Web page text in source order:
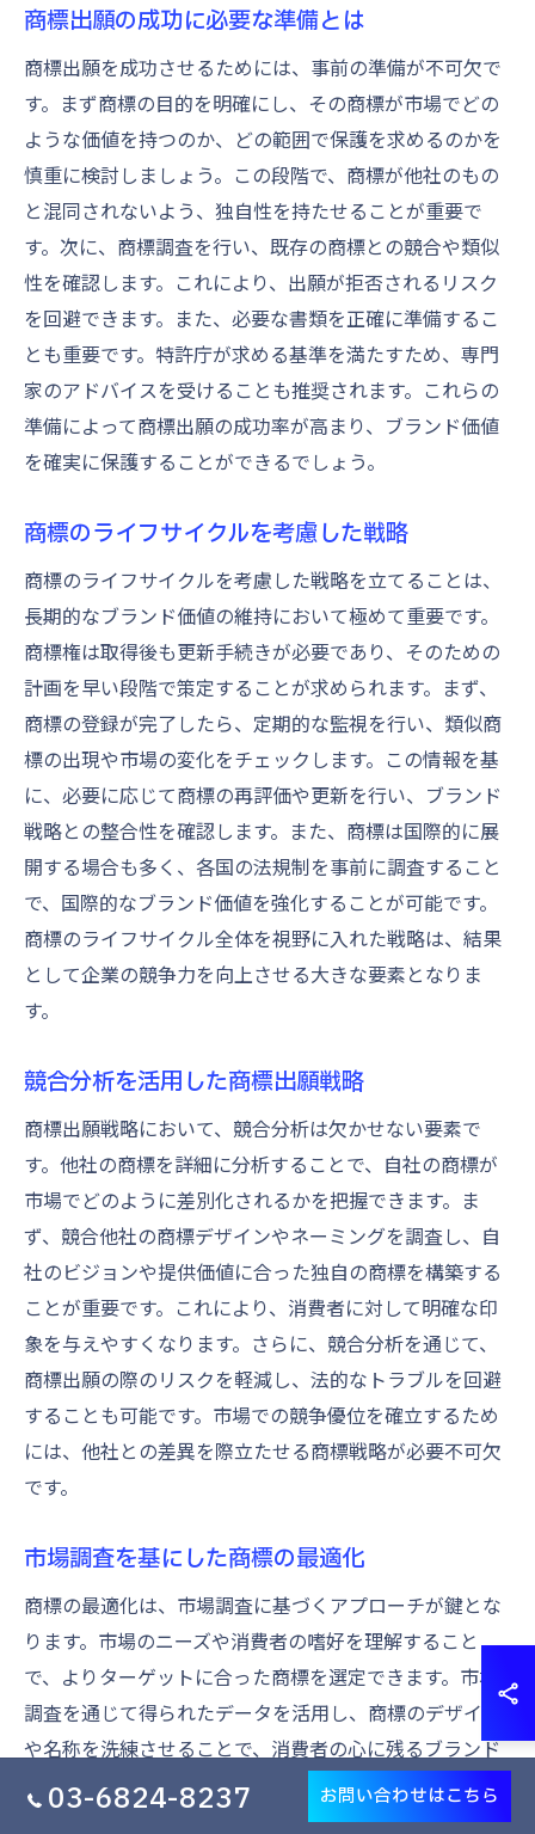
商標出願の成功に必要な準備とは
商標出願を成功させるためには、事前の準備が不可欠で
す。まず商標の目的を明確にし、その商標が市場でどの
ような価値を持つのか、どの範囲で保護を求めるのかを
慎重に検討しましょう。この段階で、商標が他社のもの
と混同されないよう、独自性を持たせることが重要で
す。次に、商標調査を行い、既存の商標との競合や類似
性を確認します。これにより、出願が拒否されるリスク
を回避できます。また、必要な書類を正確に準備するこ
とも重要です。特許庁が求める基準を満たすため、専門
家のアドバイスを受けることも推奨されます。これらの
準備によって商標出願の成功率が高まり、ブランド価値
を確実に保護することができるでしょう。
商標のライフサイクルを考慮した戦略
商標のライフサイクルを考慮した戦略を立てることは、
長期的なブランド価値の維持において極めて重要です。
商標権は取得後も更新手続きが必要であり、そのための
計画を早い段階で策定することが求められます。まず、
商標の登録が完了したら、定期的な監視を行い、類似商
標の出現や市場の変化をチェックします。この情報を基
に、必要に応じて商標の再評価や更新を行い、ブランド
戦略との整合性を確認します。また、商標は国際的に展
開する場合も多く、各国の法規制を事前に調査すること
で、国際的なブランド価値を強化することが可能です。
商標のライフサイクル全体を視野に入れた戦略は、結果
として企業の競争力を向上させる大きな要素となりま
す。
競合分析を活用した商標出願戦略
商標出願戦略において、競合分析は欠かせない要素で
す。他社の商標を詳細に分析することで、自社の商標が
市場でどのように差別化されるかを把握できます。ま
ず、競合他社の商標デザインやネーミングを調査し、自
社のビジョンや提供価値に合った独自の商標を構築する
ことが重要です。これにより、消費者に対して明確な印
象を与えやすくなります。さらに、競合分析を通じて、
商標出願の際のリスクを軽減し、法的なトラブルを回避
することも可能です。市場での競争優位を確立するため
には、他社との差異を際立たせる商標戦略が必要不可欠
です。
市場調査を基にした商標の最適化
商標の最適化は、市場調査に基づくアプローチが鍵とな
ります。市場のニーズや消費者の嗜好を理解すること
で、よりターゲットに合った商標を選定できます。市場
調査を通じて得られたデータを活用し、商標のデザイン
や名称を洗練させることで、消費者の心に残るブランド
を築くことができます。商標が消費者にとって魅力的で
関連性のあるものであれば、ブランド認知度が向上し、
03-6824-8237 お問い合わせはこちら